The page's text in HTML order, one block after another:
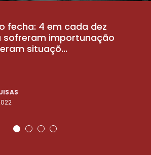
fecha: 4 em cada dez
sofreram importunação
situaçõ...